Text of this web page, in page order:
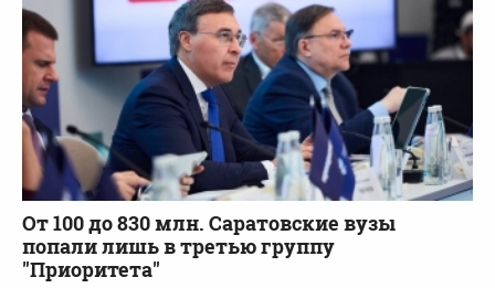
От 100 до 830 млн. Саратовские вузы
попали лишь в третью группу
"Приоритета"